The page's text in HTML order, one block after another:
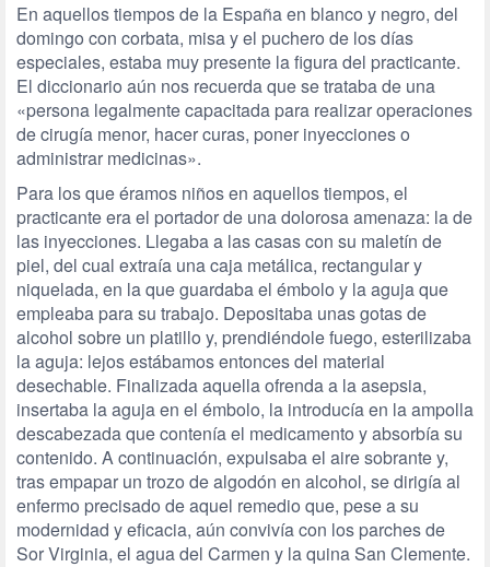
En aquellos tiempos de la España en blanco y negro, del
domingo con corbata, misa y el puchero de los días
especiales, estaba muy presente la figura del practicante.
El diccionario aún nos recuerda que se trataba de una
«persona legalmente capacitada para realizar operaciones
de cirugía menor, hacer curas, poner inyecciones o
administrar medicinas».
Para los que éramos niños en aquellos tiempos, el
practicante era el portador de una dolorosa amenaza: la de
las inyecciones. Llegaba a las casas con su maletín de
piel, del cual extraía una caja metálica, rectangular y
niquelada, en la que guardaba el émbolo y la aguja que
empleaba para su trabajo. Depositaba unas gotas de
alcohol sobre un platillo y, prendiéndole fuego, esterilizaba
la aguja: lejos estábamos entonces del material
desechable. Finalizada aquella ofrenda a la asepsia,
insertaba la aguja en el émbolo, la introducía en la ampolla
descabezada que contenía el medicamento y absorbía su
contenido. A continuación, expulsaba el aire sobrante y,
tras empapar un trozo de algodón en alcohol, se dirigía al
enfermo precisado de aquel remedio que, pese a su
modernidad y eficacia, aún convivía con los parches de
Sor Virginia, el agua del Carmen y la quina San Clemente.